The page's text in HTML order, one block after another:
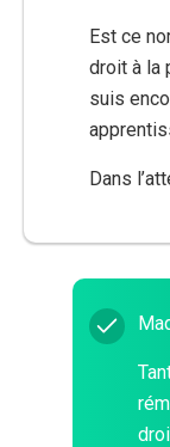
Est ce
droit à la
suis
Dans